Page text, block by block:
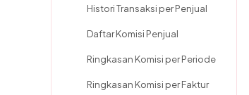
Histori Transaksi per Penjual
Daftar Komisi Penjual
Ringkasan Komisi per Periode
Ringkasan Komisi per Faktur